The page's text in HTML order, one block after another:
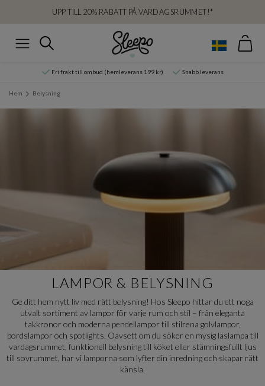
UPP TILL 20% RABATT PÅ VARDAGSRUMMET!*
Sök
Fri frakt till ombud (hemleverans 199 kr) Snabb leverans
Hem Belysning
LAMPOR & BELYSNING
Ge ditt hem nytt liv med rätt belysning! Hos Sleepo hittar du ett noga
utvalt sortiment av lampor för varje rum och stil – från eleganta
takkronor och moderna pendellampor till stilrena golvlampor,
bordslampor och spotlights. Oavsett om du söker en mysig läslampa till
vardagsrummet, funktionell belysning till köket eller stämningsfullt ljus
till sovrummet, har vi lamporna som lyfter din inredning och skapar rätt
känsla.